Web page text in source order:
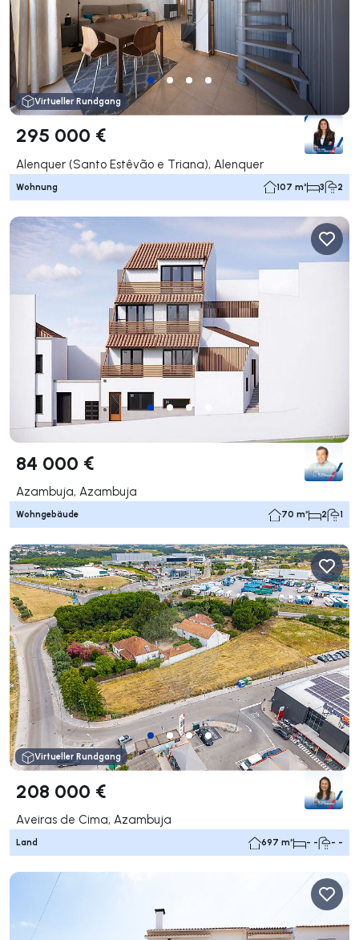
Virtueller Rundgang
295 000 €
Alenquer (Santo Estêvão e Triana), Alenquer
Wohnung 107 m² 3 2
84 000 €
Azambuja, Azambuja
Wohngebäude 70 m² 2 1
Virtueller Rundgang
208 000 €
Aveiras de Cima, Azambuja
Land 697 m² - - - -